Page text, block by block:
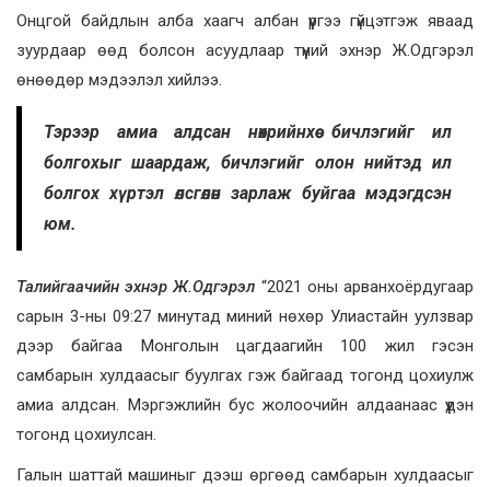
Онцгой байдлын алба хаагч албан үүргээ гүйцэтгэж яваад
зуурдаар өөд болсон асуудлаар түүний эхнэр Ж.Одгэрэл
өнөөдөр мэдээлэл хийлээ.
Тэрээр амиа алдсан нөхрийнхөө бичлэгийг ил
болгохыг шаардаж, бичлэгийг олон нийтэд ил
болгох хүртэл өлсгөлөн зарлаж буйгаа мэдэгдсэн
юм.
Талийгаачийн эхнэр Ж.Одгэрэл “2021 оны арванхоёрдугаар
сарын 3-ны 09:27 минутад миний нөхөр Улиастайн уулзвар
дээр байгаа Монголын цагдаагийн 100 жил гэсэн
самбарын хулдаасыг буулгах гэж байгаад тогонд цохиулж
амиа алдсан. Мэргэжлийн бус жолоочийн алдаанаас үүдэн
тогонд цохиулсан.
Галын шаттай машиныг дээш өргөөд самбарын хулдаасыг